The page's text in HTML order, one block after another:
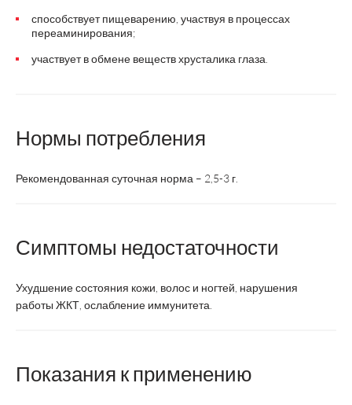
способствует пищеварению, участвуя в процессах
переаминирования;
участвует в обмене веществ хрусталика глаза.
Нормы потребления
Рекомендованная суточная норма – 2,5-3 г.
Симптомы недостаточности
Ухудшение состояния кожи, волос и ногтей, нарушения
работы ЖКТ, ослабление иммунитета.
Показания к применению